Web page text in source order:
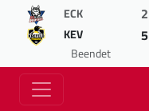
ECK 2
KEV 5
Beendet